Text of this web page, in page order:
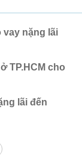
vay nặng lãi
TP.HCM cho
lãi đến